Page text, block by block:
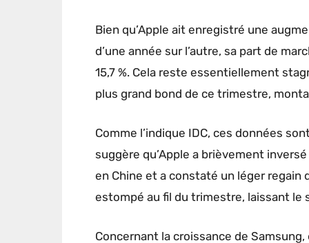
Bien qu’Apple ait enregistré une
d’une année sur l’autre, sa part de
15,7 %. Cela reste essentiellement
plus grand bond de ce trimestre,
Comme l’indique IDC, ces données
suggère qu’Apple a brièvement
en Chine et a constaté un léger regain
estompé au fil du trimestre, laissant le
Concernant la croissance de